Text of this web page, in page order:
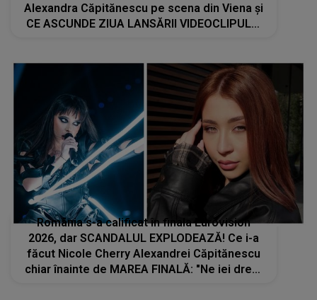
Alexandra Căpitănescu pe scena din Viena și
CE ASCUNDE ZIUA LANSĂRII VIDEOCLIPULUI
România s-a calificat în finala Eurovision
2026, dar SCANDALUL EXPLODEAZĂ! Ce i-a
făcut Nicole Cherry Alexandrei Căpitănescu
chiar înainte de MAREA FINALĂ: "Ne iei drept